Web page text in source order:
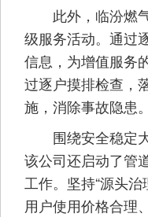
此外，临汾燃气
级服务活动。通过
信息，为增值服务
过逐户摸排检查，
施，消除事故隐患。
围绕安全稳定大
该公司还启动了管
工作。坚持“源头
用户使用价格合理